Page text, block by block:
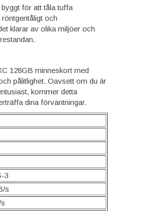
för att tåla tuffa
och
klarar av olika miljöer och
128GB minneskort med
pålitlighet. Oavsett om du är
kommer detta
dina förväntningar.
3
s